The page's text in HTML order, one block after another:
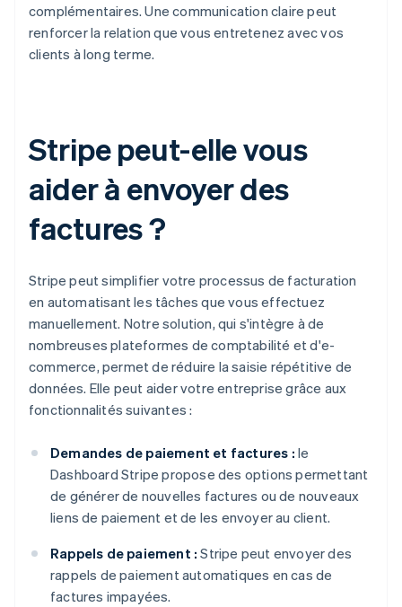
complémentaires. Une communication claire peut
renforcer la relation que vous entretenez avec vos
clients à long terme.
Stripe peut-elle vous
aider à envoyer des
factures ?
Stripe peut simplifier votre processus de facturation
en automatisant les tâches que vous effectuez
manuellement. Notre solution, qui s'intègre à de
nombreuses plateformes de comptabilité et d'e-
commerce, permet de réduire la saisie répétitive de
données. Elle peut aider votre entreprise grâce aux
fonctionnalités suivantes :
Demandes de paiement et factures : le
Dashboard Stripe propose des options permettant
de générer de nouvelles factures ou de nouveaux
liens de paiement et de les envoyer au client.
Rappels de paiement : Stripe peut envoyer des
rappels de paiement automatiques en cas de
factures impayées.